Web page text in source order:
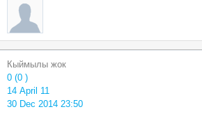
Кыймылы жок
0 (0 )
14 April 11
30 Dec 2014 23:50